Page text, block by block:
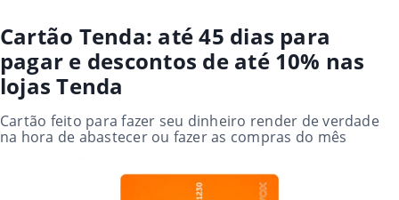
Cartão Tenda: até 45 dias para
pagar e descontos de até 10% nas
lojas Tenda
Cartão feito para fazer seu dinheiro render de verdade
na hora de abastecer ou fazer as compras do mês